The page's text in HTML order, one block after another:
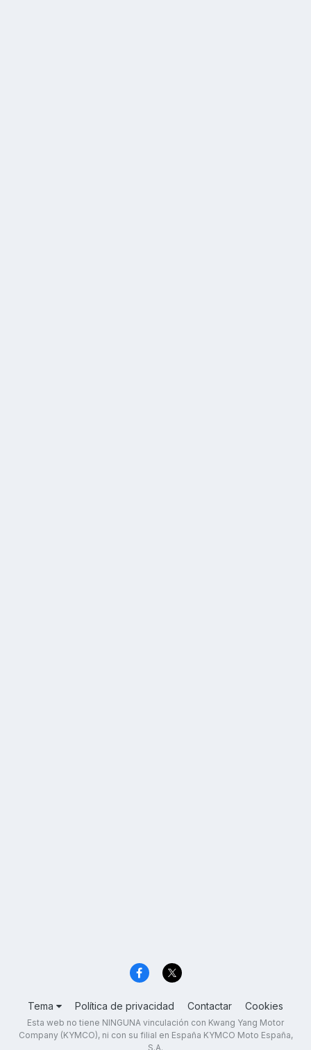
Tema Política de privacidad Contactar Cookies
Esta web no tiene NINGUNA vinculación con Kwang Yang Motor
Company (KYMCO), ni con su filial en España KYMCO Moto España,
S.A.